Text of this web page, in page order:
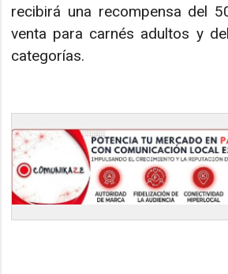
recibirá una recompensa del
venta para carnés adultos y
categorías.